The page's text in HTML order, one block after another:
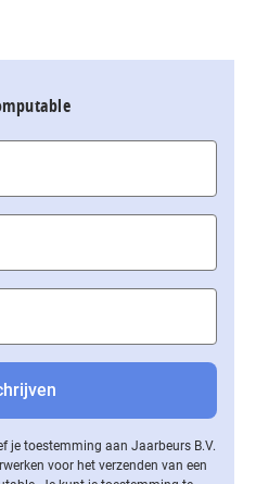
je toestemming aan Jaarbeurs B.V.
voor het verzenden van een